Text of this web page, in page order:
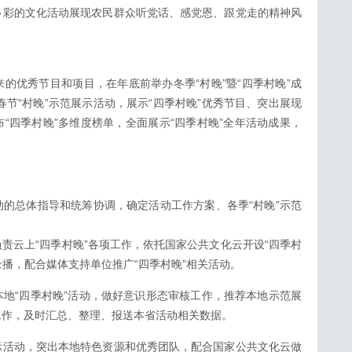
的文化活动展现农民群众听党话、感党恩、跟党走的精神风
优秀节目和项目，在年底前举办冬季“村晚”暨“四季村晚”成
“村晚”示范展示活动，展示“四季村晚”优秀节目、突出展现
季村晚”多维度榜单，全面展示“四季村晚”全年活动成果，
总体指导和统筹协调，确定活动工作方案、各季“村晚”示范
云上“四季村晚”各项工作，依托国家公共文化云开设“四季村
，配合媒体支持单位推广“四季村晚”相关活动。
“四季村晚”活动，做好意识形态审核工作，推荐本地示范展
，及时汇总、整理、报送本省活动相关数据。
动，突出本地特色资源和优秀团队，配合国家公共文化云做